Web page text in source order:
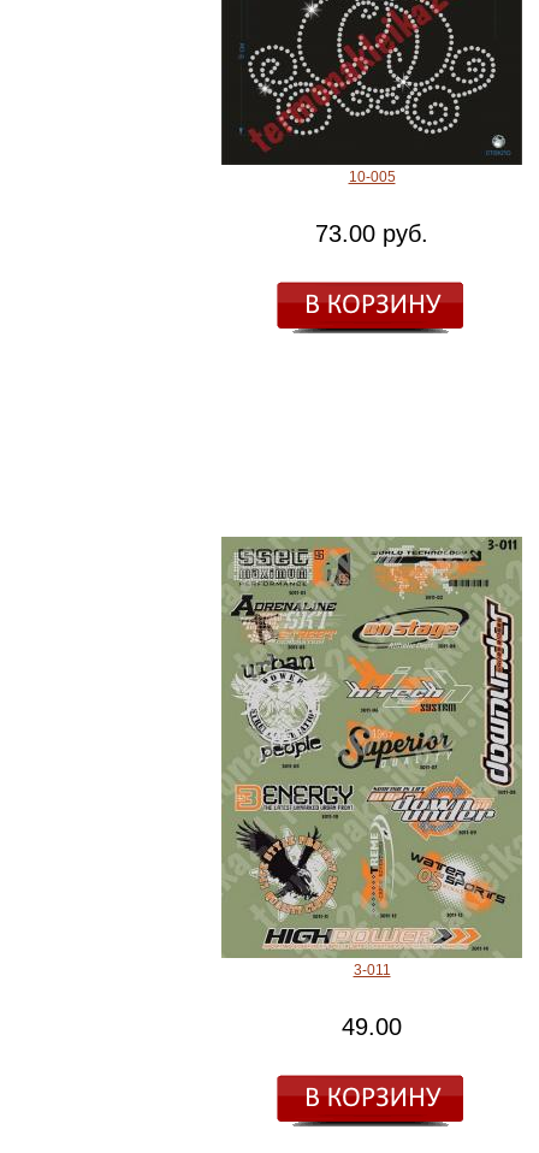
10-005
73.00 руб.
3-011
49.00